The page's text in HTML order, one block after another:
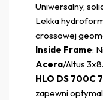
Uniwersalny,
Lekka
crossowej
Inside Frame:
Acera/Altus
HLO DS 700C
zapewni